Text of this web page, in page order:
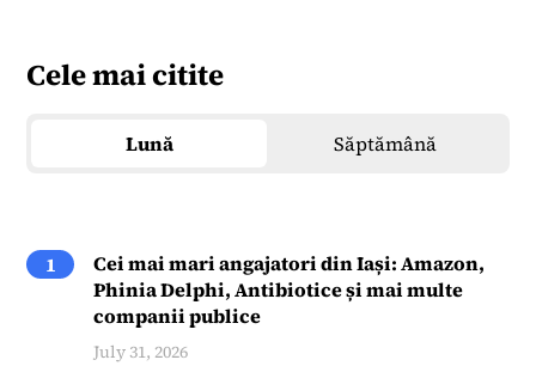
Cele mai citite
Lună Săptămână
1
Cei mai mari angajatori din Iași: Amazon,
Phinia Delphi, Antibiotice și mai multe
companii publice
July 31, 2026